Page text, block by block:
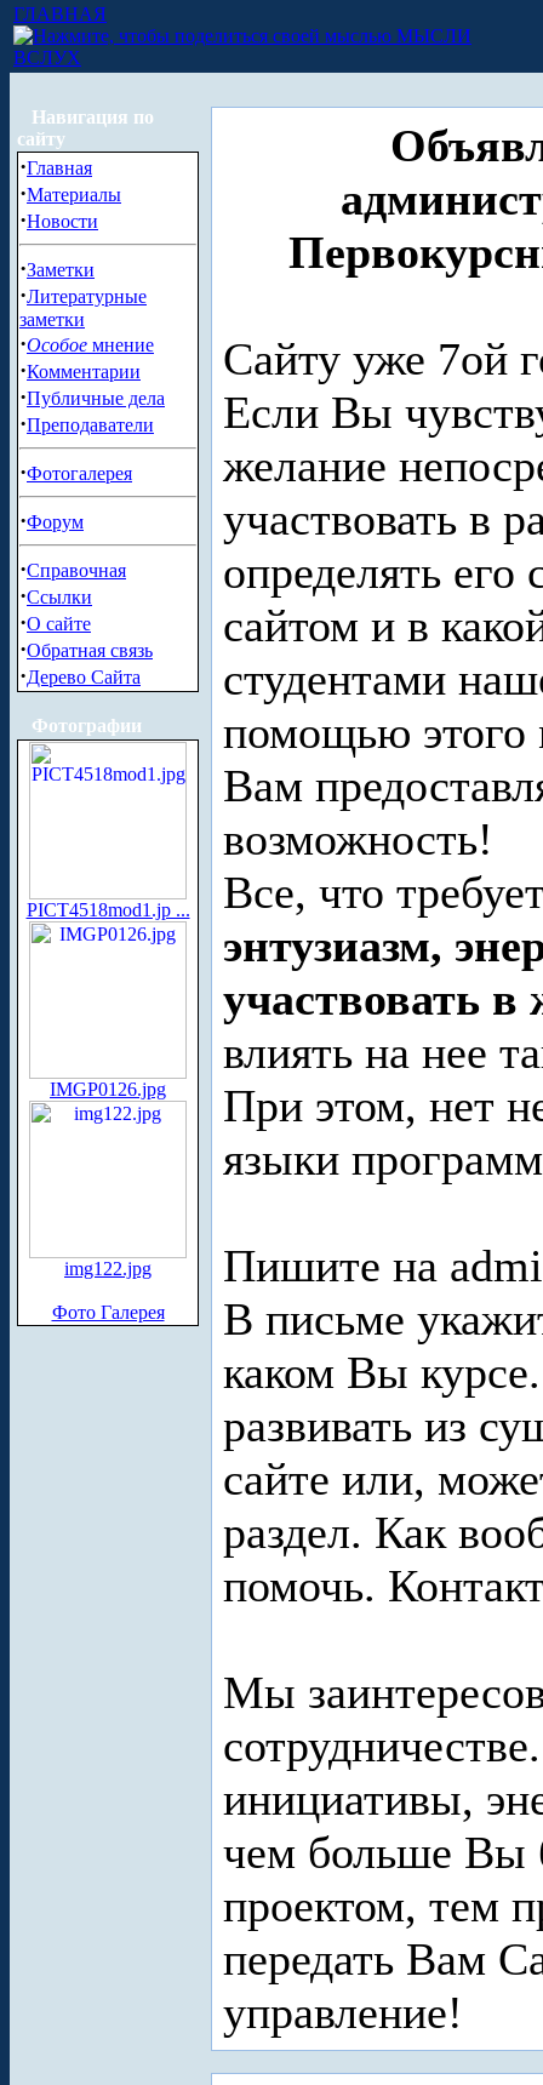
ГЛАВНАЯ
МЫСЛИ
ВСЛУХ
Навигация по
сайту
·Главная
·Материалы
·Новости
·Заметки
·Литературные
заметки
·Особое мнение
·Комментарии
·Публичные дела
·Преподаватели
·Фотогалерея
·Форум
·Справочная
·Ссылки
·О сайте
·Обратная связь
·Дерево Сайта
Фотографии
PICT4518mod1.jp ...
IMGP0126.jpg
img122.jpg
Фото Галерея
Сайту уже 7ой
Если Вы
желание
участвовать в
определять его
сайтом и в
студентами
помощью этого
Вам
возможность!
Все, что
энтузиазм,
участвовать в
влиять на нее
При этом, нет
языки
Пишите на
В письме
каком Вы
развивать из
сайте или,
раздел. Как
помочь.
Мы
инициативы,
чем больше Вы
проектом, тем
передать Вам
управление!